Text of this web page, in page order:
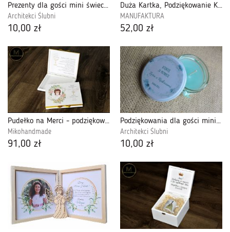
Prezenty dla gości mini świeczka
Architekci Ślubni
10,00 zł
Duża Kartka, Podziękowanie Komunijne dla Gości-PMK18
MANUFAKTURA
52,00 zł
Pudełko na Merci - podziękowanie Komunijne 1
Mikohandmade
91,00 zł
Podziękowania dla gości mini świeczka
Architekci Ślubni
10,00 zł